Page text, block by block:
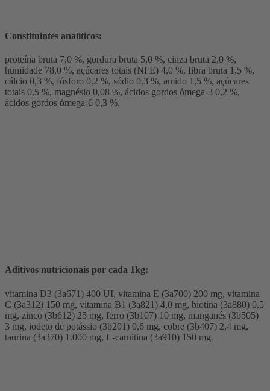
Constituintes analíticos:
proteína bruta 7,0 %, gordura bruta 5,0 %, cinza bruta 2,0 %,
humidade 78,0 %, açúcares totais (NFE) 4,0 %, fibra bruta 1,5 %,
cálcio 0,3 %, fósforo 0,2 %, sódio 0,3 %, amido 1,5 %, açúcares
totais 0,5 %, magnésio 0,08 %, ácidos gordos ómega-3 0,2 %,
ácidos gordos ómega-6 0,3 %.
Aditivos nutricionais por cada 1kg:
vitamina D3 (3a671) 400 UI, vitamina E (3a700) 200 mg, vitamina
C (3a312) 150 mg, vitamina B1 (3a821) 4,0 mg, biotina (3a880) 0,5
mg, zinco (3b612) 25 mg, ferro (3b107) 10 mg, manganés (3b505)
3 mg, iodeto de potássio (3b201) 0,6 mg, cobre (3b407) 2,4 mg,
taurina (3a370) 1.000 mg, L‑carnitina (3a910) 150 mg.